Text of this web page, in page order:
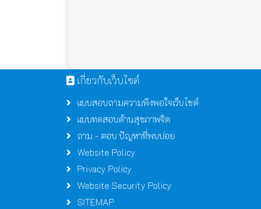
เกี่ยวกับเว็บไซต์
แบบสอบถามความพึงพอใจเว็บไซต์
แบบทดสอบด้านสุขภาพจิต
ถาม - ตอบ ปัญหาที่พบบ่อย
Website Policy
Privacy Policy
Website Security Policy
SITEMAP